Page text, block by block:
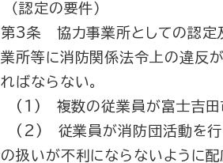
（認定の要件）
第3条 協力事業所としての認定
業所等に消防関係法令上の違反
ればならない。
(1) 複数の従業員が富士吉田市
(2) 従業員が消防団活動を行う
の扱いが不利にならないように配